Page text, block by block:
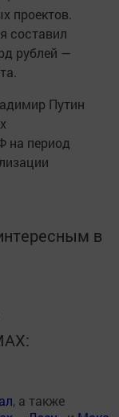
проектов.
составил
рублей —
Путин
на период
в
, а также